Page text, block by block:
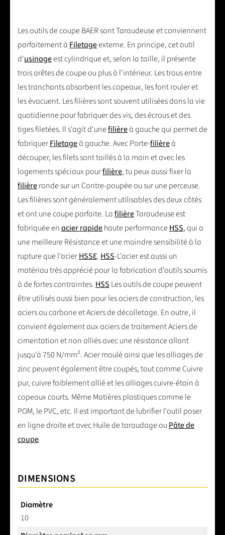
Les outils de coupe BAER sont Taraudeuse et conviennent
parfaitement à Filetageexterne. En principe, cet outil
d'usinageest cylindrique et, selon la taille, il présente
trois arêtes de coupe ou plus à l'intérieur. Les trous entre
les tranchants absorbent les copeaux, les font rouler et
les évacuent. Les filières sont souvent utilisées dans la vie
quotidienne pour fabriquer des vis, des écrous et des
tiges filetées. Il s'agit d'unefilièreà gauche qui permet de
fabriquerFiletageà gauche. Avec Porte-filièreà
découper, les filets sont taillés à la main et avec les
logements spéciaux pourfilière, tu peux aussi fixer la
filièreronde sur un Contre-poupée ou sur une perceuse.
Les filières sont généralement utilisables des deux côtés
et ont une coupe parfaite. LafilièreTaraudeuse est
fabriquée enacier rapidehaute performanceHSS, qui a
une meilleure Résistance et une moindre sensibilité à la
rupture que l'acierHSSE. HSS-L'acier est aussi un
matériau très apprécié pour la fabrication d'outils soumis
à de fortes contraintes. HSS Les outils de coupe peuvent
être utilisés aussi bien pour les aciers de construction, les
aciers au carbone et Aciers de décolletage. En outre, il
convient également aux aciers de traitement Aciers de
cimentation et non alliés avec une résistance allant
jusqu'à 750 N/mm². Acier moulé ainsi que les alliages de
zinc peuvent également être coupés, tout comme Cuivre
pur, cuivre faiblement allié et les alliages cuivre-étain à
copeaux courts. Même Matières plastiques comme le
POM, le PVC, etc. Il est important de lubrifier l'outil poser
en ligne droite et avec Huile de taraudage ou Pâte de
coupe
DIMENSIONS
Diamètre
10